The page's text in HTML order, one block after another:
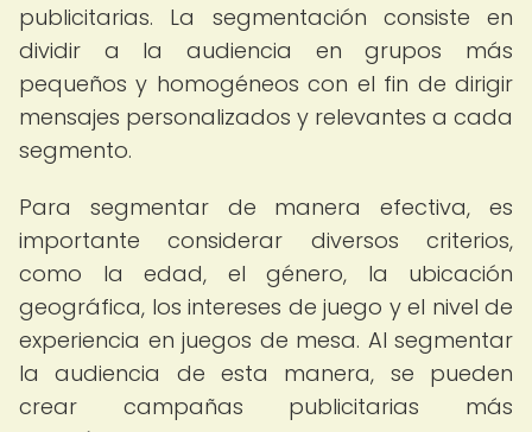
publicitarias. La segmentación consiste en
dividir a la audiencia en grupos más
pequeños y homogéneos con el fin de dirigir
mensajes personalizados y relevantes a cada
segmento.
Para segmentar de manera efectiva, es
importante considerar diversos criterios,
como la edad, el género, la ubicación
geográfica, los intereses de juego y el nivel de
experiencia en juegos de mesa. Al segmentar
la audiencia de esta manera, se pueden
crear campañas publicitarias más